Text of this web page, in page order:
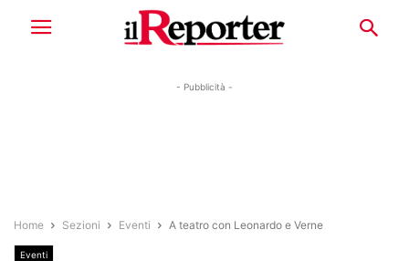
- Pubblicità -
Home Sezioni Eventi A teatro con Leonardo e Verne
Eventi